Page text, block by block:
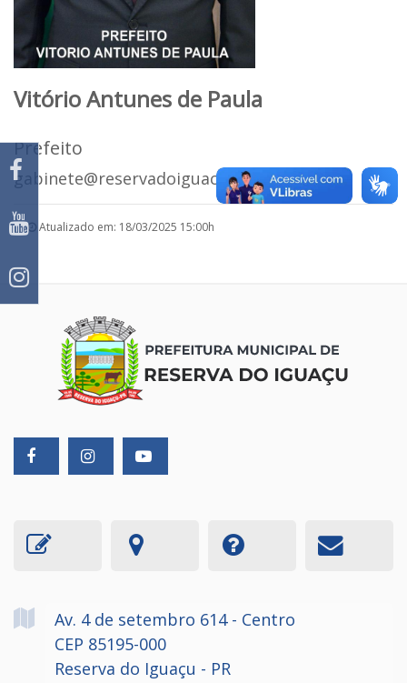
Vitório Antunes de Paula
Prefeito
gabinete@reservadoiguacu.pr.gov.br
Atualizado em: 18/03/2025 15:00h
Av. 4 de setembro 614 - Centro
CEP 85195-000
Reserva do Iguaçu - PR